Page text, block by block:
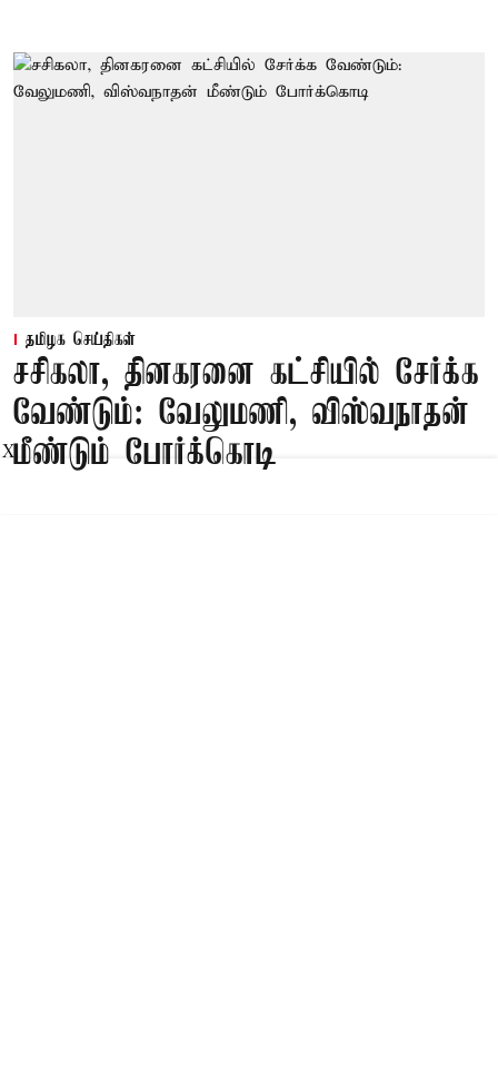
தமிழக செய்திகள்
சசிகலா, தினகரனை கட்சியில் சேர்க்க
வேண்டும்: வேலுமணி, விஸ்வநாதன்
மீண்டும் போர்க்கொடி
X